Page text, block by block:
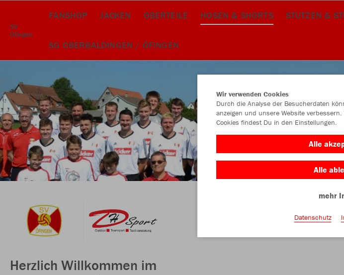
SV
Öfingen
FANSHOP JACKEN OBERTEILE HOSEN & SHORTS STUTZEN &
SG OBERBALDINGEN / ÖFINGEN
Herzlich Willkommen im
Wir verwenden Cookies
Durch die Analyse der Besucherdaten
anzeigen und unsere Website
Cookies findest Du in den Einstellungen.
Alle
Alle
mehr
Datenschutz